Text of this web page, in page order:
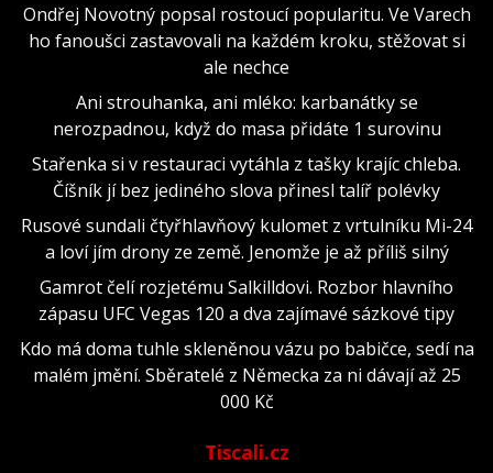
Ondřej Novotný popsal rostoucí popularitu. Ve Varech
ho fanoušci zastavovali na každém kroku, stěžovat si
ale nechce
Ani strouhanka, ani mléko: karbanátky se
nerozpadnou, když do masa přidáte 1 surovinu
Stařenka si v restauraci vytáhla z tašky krajíc chleba.
Číšník jí bez jediného slova přinesl talíř polévky
Rusové sundali čtyřhlavňový kulomet z vrtulníku Mi-24
a loví jím drony ze země. Jenomže je až příliš silný
Gamrot čelí rozjetému Salkilldovi. Rozbor hlavního
zápasu UFC Vegas 120 a dva zajímavé sázkové tipy
Kdo má doma tuhle skleněnou vázu po babičce, sedí na
malém jmění. Sběratelé z Německa za ni dávají až 25
000 Kč
Tiscali.cz